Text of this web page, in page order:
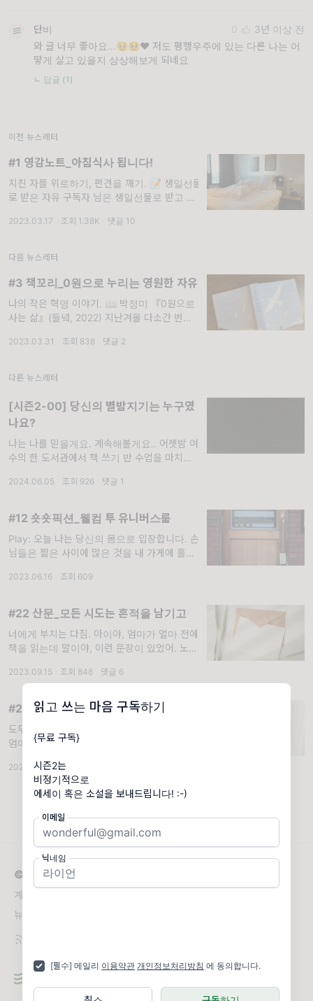
읽고 쓰는 마음 구독하기
{무료 구독}
시즌2는
비정기적으로
에세이 혹은 소설을 보내드립니다! :-)
이메일
닉네임
[필수] 메일리 이용약관 개인정보처리방침 에 동의합니다.
단비 0
3년 이상 전
와 글 너무 좋아요...🥹🥹❤️ 저도 평행우주에 있는 다른 나는 어
떻게 살고 있을지 상상해보게 되네요
ㄴ 답글 (1)
이전 뉴스레터
#1 영감노트_아침식사 됩니다!
지친 자를 위로하기, 편견을 깨기. 📝 생일선물
로 받은 자유 구독자 님은 생일선물로 받고 싶
부터 생일선물로 ‘시간’을 받고 있답니다. 1박 2
2023.03.17 조회 1.38K 댓글 10
다음 뉴스레터
#3 책꼬리_0원으로 누리는 영원한 자유
나의 작은 혁명 이야기. 📖 박정미 『0원으로
사는 삶』(들녘, 2022) 지난겨울 다소간 번아
났습니다. 아주 적절한 타이밍이었어요. 이 책
2023.03.31 조회 838 댓글 2
다른 뉴스레터
[시즌2-00] 당신의 별밤지기는 누구였
나요?
나는 나를 믿을게요. 계속해볼게요.. 어젯밤 여
수의 한 도서관에서 책 쓰기 반 수업을 마치고
이 흘러나왔어요. 별밤이잖아! 난데없이 가슴이
2024.06.05 조회 926 댓글 1
#12 숏숏픽션_웰컴 투 유니버스룸
Play: 오늘 나는 당신의 몸으로 입장합니다. 손
님들은 짧은 사이에 많은 것을 내 가게에 흘려
얼마나 머물며 무엇을 할 것인지, 어떤 일을 좋
2023.06.16 조회 609
#22 산문_모든 시도는 흔적을 남기고
너에게 부치는 다짐. 아이야, 엄마가 얼마 전에
책을 읽는데 말이야, 이런 문장이 있었어. 노력
하는 만큼, 실패로 끝날 가능성도 높은 글. 재난
의 틈에서
2023.09.15 조회 848 댓글 6
#20 숏숏픽션_고요한 세계의 지니
도무지 이 상태를 벗어날 수가 없다. “지니야!”
엄마가 나를 부른다. 오랜만에 집에 함께 있으
았다. 대학에 입학하며 독립한 뒤로 생활이 아
무리 궁해져도 집으로 돌아간 적은
2023.09.01 · 조회 556
© 2026 읽고 쓰는 마음
계속해서 읽고 쓰고 싶은 마음으로 띄우는 편지
뉴스레터 문의